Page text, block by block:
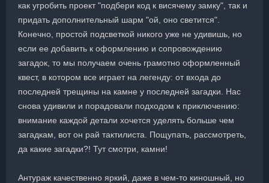
как угробить проект "подбери код к висячему замку", так и
придать дополнительный шарм "ой, оно светится".
Конечно, простой подсветкой никого уже не удивишь, но
если ее добавить к оформлению и сопровождению
загадок, то мы получаем очень грамотно оформленный
квест, в котором все играет на легенду: от входа до
последней трещины на камне у последней загадки. Нас
снова удивили и порадовали подходом к приключению:
внимание каждой детали хочется уделять больше чем
загадкам, вот он рай тактилиста. Пощупать, рассмотреть,
да какие загадки?! Тут смотри, камни!
Антураж качественно яркий, даже в чем-то киношный, но